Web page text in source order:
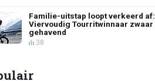
Familie-uitstap loopt verkeerd af:
Viervoudig Tourritwinnaar zwaar
gehavend
38